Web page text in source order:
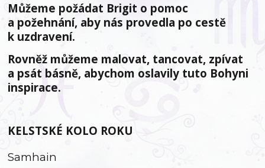
Můžeme požádat Brigit o pomoc
a požehnání, aby nás provedla po cestě
k uzdravení.
Rovněž můžeme malovat, tancovat, zpívat
a psát básně, abychom oslavily tuto Bohyni
inspirace.
KELSTSKÉ KOLO ROKU
Samhain